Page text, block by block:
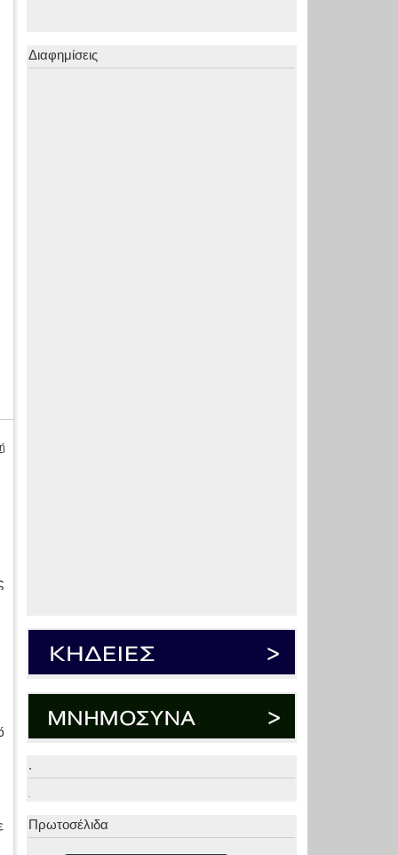
Διαφημίσεις
.
.
Πρωτοσέλιδα